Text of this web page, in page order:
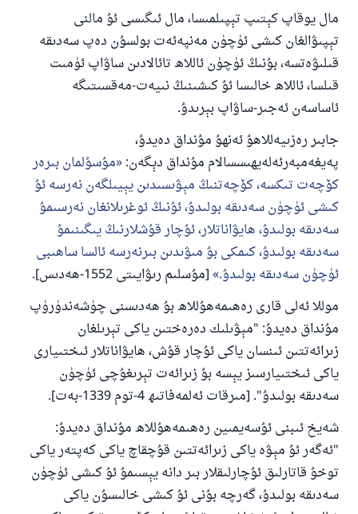
مال يوقاپ كېتىپ تېپىلمىسا، مال ئىگىسى ئۇ مالنى
تېپىۋالغان كىشى ئۈچۈن مەنپەئەت بولسۇن دەپ سەدىقە
قىلىۋەتسە، بۇنىڭ ئۈچۈن ئاللاھ تائالادىن ساۋاپ ئۈمىت
قىلسا، ئاللاھ خالىسا ئۇ كىشىنىڭ نىيەت-مەقسىتىگە
ئاساسەن ئەجىر-ساۋاپ بېرىدۇ.
جابىر رەزىيەللاھۇ ئەنھۇ مۇنداق دەيدۇ،
پەيغەمبەرئەلەيھىسسالام مۇنداق دېگەن: مۇسۇلمان بىرەر
كۆچەت تىكسە، كۆچەتنىڭ مېۋىسىدىن يېيىلگەن نەرسە ئۇ
كىشى ئۈچۈن سەدىقە بولىدۇ، ئۇنىڭ ئوغرىلانغان نەرسىمۇ
سەدىقە بولىدۇ، ھايۋاناتلار، ئۇچار قۇشلارنىڭ يىگىنىمۇ
سەدىقە بولىدۇ، كىمكى بۇ مىۋىدىن بىرنەرسە ئالسا ساھىبى
ئۈچۈن سەدىقە بولىدۇ. [مۇسلىم رىۋايىتى 1552-ھەدىس].
موللا ئەلى قارى رەھىمەھۇللاھ بۇ ھەدىسنى چۈشەندۈرۈپ
مۇنداق دەيدۇ: "مېۋىلىك دەرەختىن ياكى تېرىلغان
زىرائەتتىن ئىنسان ياكى ئۇچار قۇش، ھايۋاناتلار ئىختىيارى
ياكى ئىختىيارسىز يېسە بۇ زىرائەت تېرىغۇچى ئۈچۈن
سەدىقە بولىدۇ". [مىرقات ئەلمەفاتىھ 4-توم 1339-بەت].
شەيخ ئىبنى ئۇسەيمىين رەھىمەھۇللاھ مۇنداق دەيدۇ:
"ئەگەر ئۇ مېۋە ياكى زىرائەتتىن قۇچقاچ ياكى كەپتەر ياكى
توخۇ قاتارلىق ئۇچارلىقلار بىر دانە يېسىمۇ ئۇ كىشى ئۈچۈن
سەدىقە بولىدۇ، گەرچە بۇنى ئۇ كىشى خالىسۇن ياكى
110845 - نومۇرلۇق سوئالنىڭ جاۋابى
ئائىلىنى ساقلاپ قالدى
ئۇممەتكە جاۋاپ بېرىشىمىزگە ياردەم قىلىڭ
پەيغەمبەرئەلەيھىسسالام مۇنداق دېگەن:
ياخشىلىققا باشلارپ قويغان كىشى قىلغۇچىغا
ئوخشاش ساۋاپقا ئېرىشىدۇ
مۇسلىم رىۋايەت قىلغان (1893) ھەدىس
ئىئائە